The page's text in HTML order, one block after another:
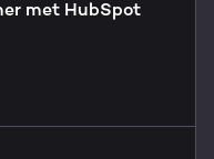
met HubSpot